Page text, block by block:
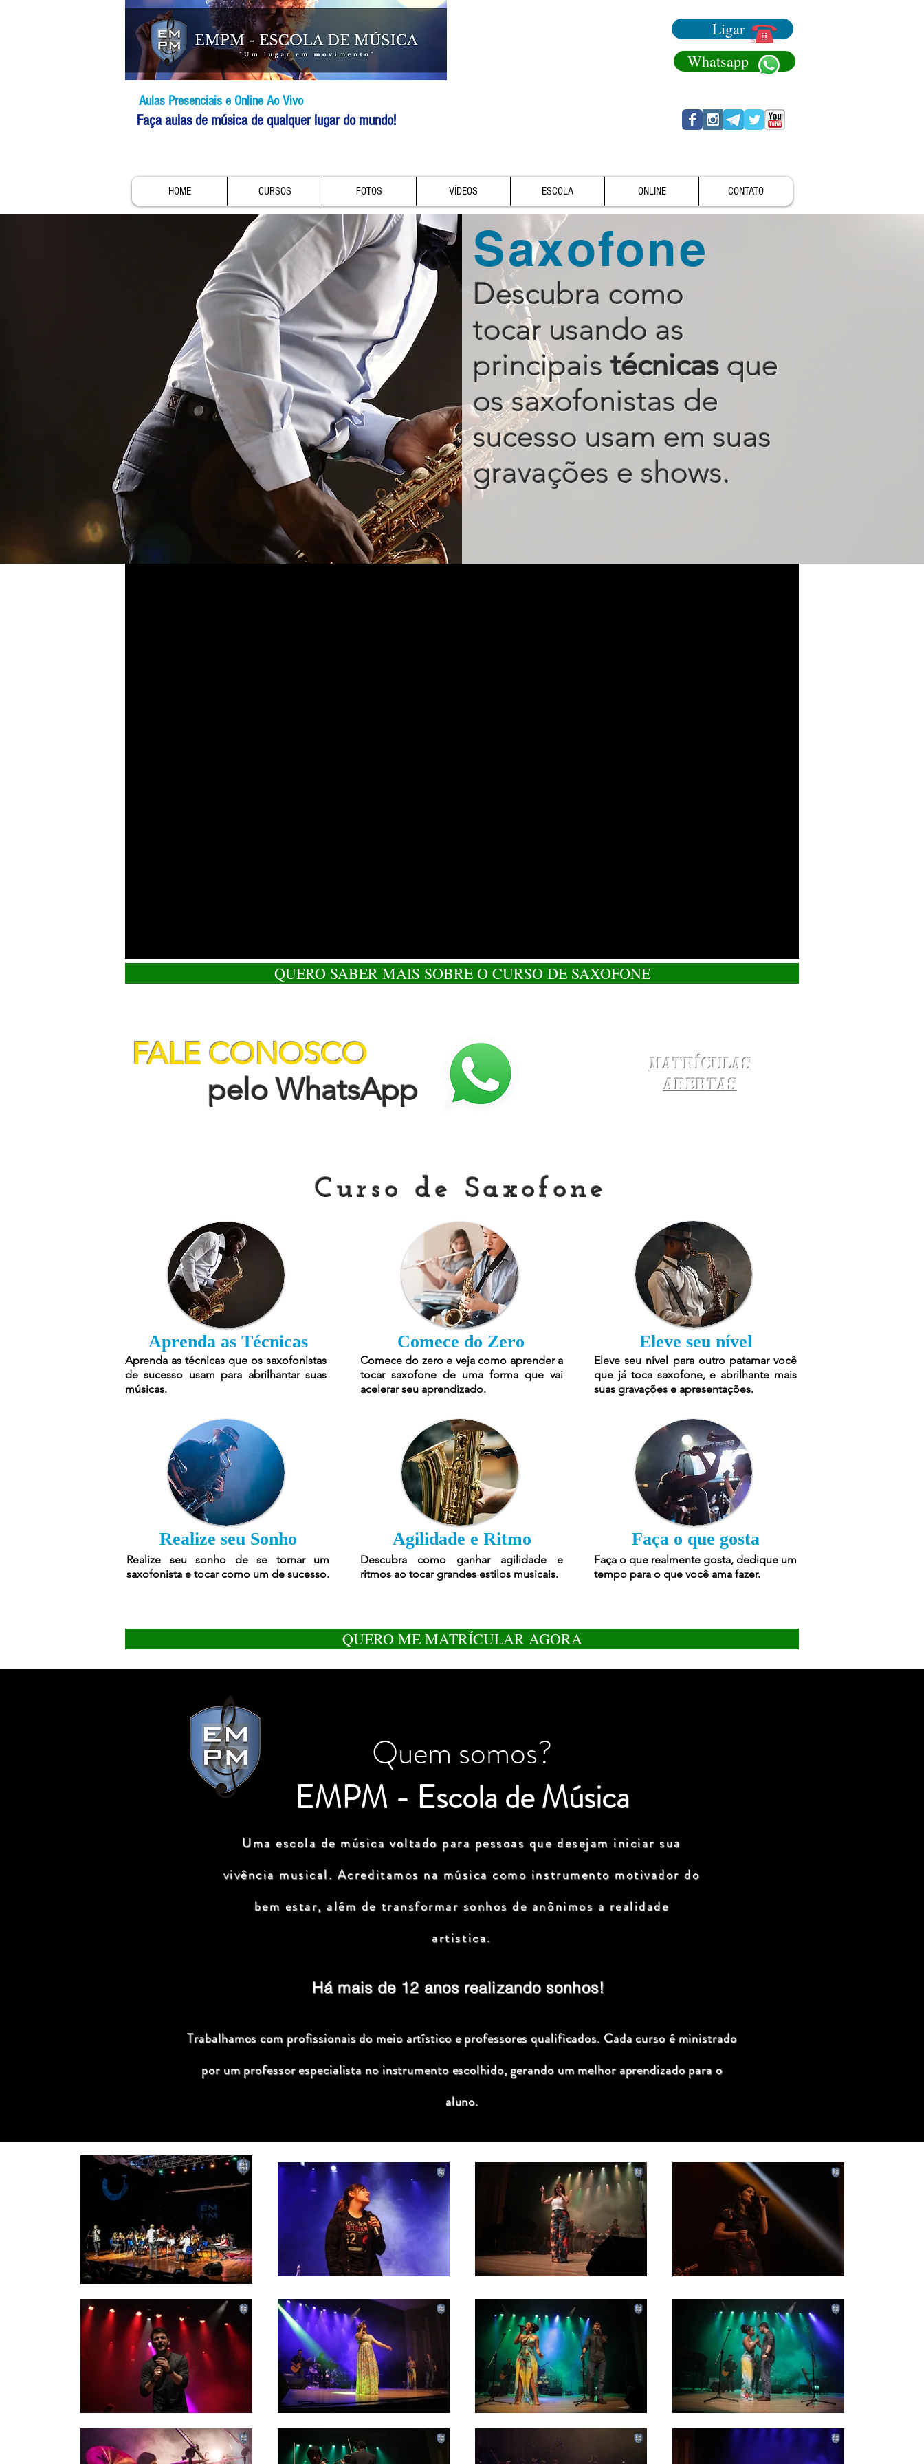
Ligar
Whatsapp
Aulas Presenciais e Online Ao Vivo
Faça aulas de música de qualquer lugar do mundo!
HOME CURSOS FOTOS VÍDEOS ESCOLA ONLINE CONTATO
Saxofone
Descubra como
tocar usando as
principaistécnicas que
os saxofonistas de
sucesso usam em suas
gravações e shows.
QUERO SABER MAIS SOBRE O CURSO DE SAXOFONE
FALE CONOSCO
pelo WhatsApp
Matrículas
Abertas
Curso de Saxofone
Aprenda as Técnicas
Aprenda as técnicas que os saxofonistas
de sucesso usam para abrilhantar suas
músicas.
Realize seu Sonho
Realize seu sonho de se tornar um
saxofonista e tocar como um de sucesso.
Comece do Zero
Comece do zero e veja como aprender a
tocar saxofone de uma forma que vai
acelerar seu aprendizado.
Agilidade e Ritmo
Descubra como ganhar agilidade e
ritmos ao tocar grandes estilos musicais.
Eleve seu nível
Eleve seu nível para outro patamar você
que já toca saxofone, e abrilhante mais
suas gravações e apresentações.
Faça o que gosta
Faça o que realmente gosta, dedique um
tempo para o que você ama fazer.
QUERO ME MATRÍCULAR AGORA
Quem somos?
EMPM - Escola de Música
Uma escola de música voltado para pessoas que desejam iniciar sua
vivência musical. Acreditamos na música como instrumento motivador do
bem estar, além de transformar sonhos de anônimos a realidade
artistica.
Há mais de 12 anos realizando sonhos!
Trabalhamos com profissionais do meio artístico e professores qualificados. Cada curso é ministrado
por um professor especialista no instrumento escolhido, gerando um melhor aprendizado para o
aluno.